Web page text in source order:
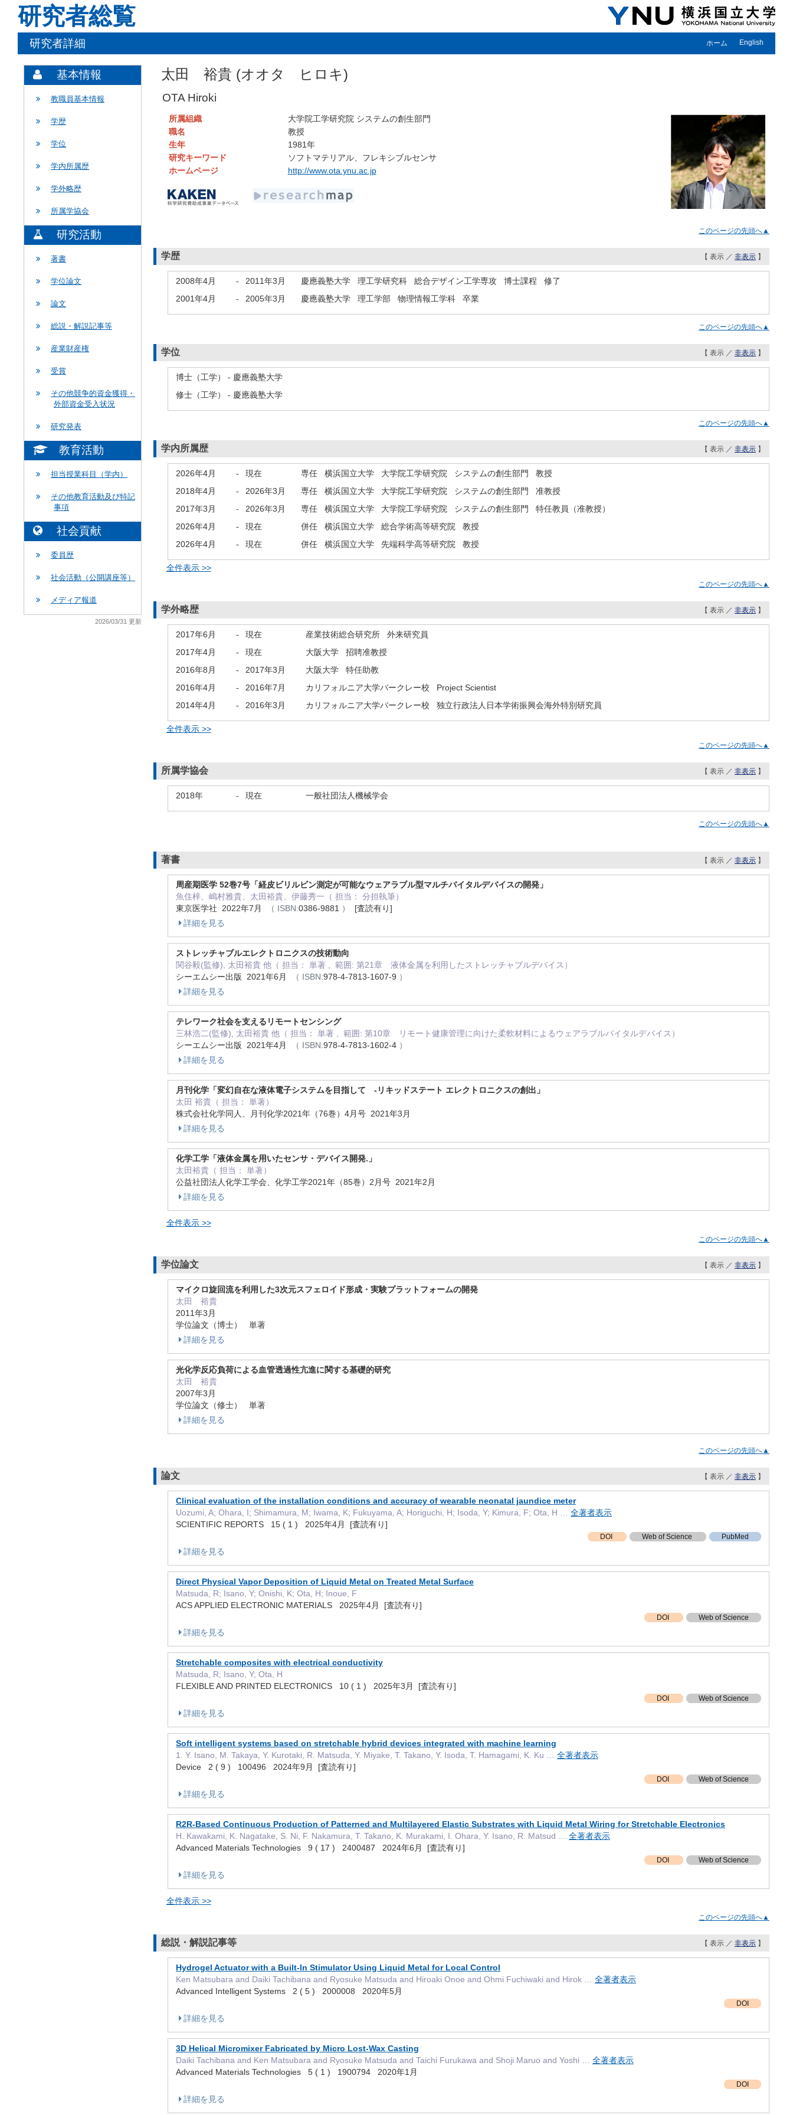
研究者総覧
研究者詳細 ホーム English
基本情報
教職員基本情報
学歴
学位
学内所属歴
学外略歴
所属学協会
研究活動
著書
学位論文
論文
総説・解説記事等
産業財産権
受賞
その他競争的資金獲得・
外部資金受入状況
研究発表
教育活動
担当授業科目（学内）
その他教育活動及び特記
事項
社会貢献
委員歴
社会活動（公開講座等）
メディア報道
2026/03/31 更新
太田 裕貴 (オオタ ヒロキ)
OTA Hiroki
所属組織
大学院工学研究院 システムの創生部門
職名
教授
生年
1981年
研究キーワード
ソフトマテリアル、フレキシブルセンサ
ホームページ
http://www.ota.ynu.ac.jp
このページの先頭へ▲
学歴 【 表示 ／ 非表示 】
2008年4月 - 2011年3月
慶應義塾大学 理工学研究科 総合デザイン工学専攻 博士課程 修了
2001年4月
- 2005年3月 慶應義塾大学 理工学部 物理情報工学科 卒業
このページの先頭へ▲
学位 【 表示 ／ 非表示 】
博士（工学） - 慶應義塾大学
修士（工学） - 慶應義塾大学
このページの先頭へ▲
学内所属歴 【 表示 ／ 非表示 】
2026年4月 - 現在
専任 横浜国立大学 大学院工学研究院 システムの創生部門 教授
2018年4月
- 2026年3月
専任 横浜国立大学 大学院工学研究院 システムの創生部門 准教授
2017年3月
- 2026年3月
専任 横浜国立大学 大学院工学研究院 システムの創生部門 特任教員（准教授）
2026年4月
- 現在
併任 横浜国立大学 総合学術高等研究院 教授
2026年4月
- 現在 併任 横浜国立大学 先端科学高等研究院 教授
全件表示 >>
このページの先頭へ▲
学外略歴 【 表示 ／ 非表示 】
2017年6月 - 現在
産業技術総合研究所 外来研究員
2017年4月
- 現在
大阪大学 招聘准教授
2016年8月
- 2017年3月
大阪大学 特任助教
2016年4月
- 2016年7月
カリフォルニア大学バークレー校 Project Scientist
2014年4月
- 2016年3月 カリフォルニア大学バークレー校 独立行政法人日本学術振興会海外特別研究員
全件表示 >>
このページの先頭へ▲
所属学協会 【 表示 ／ 非表示 】
2018年 - 現在 一般社団法人機械学会
このページの先頭へ▲
著書 【 表示 ／ 非表示 】
周産期医学 52巻7号「経皮ビリルビン測定が可能なウェアラブル型マルチバイタルデバイスの開発」
魚住梓、嶋村雅貴、太田裕貴、伊藤秀一（ 担当： 分担執筆）
東京医学社 2022年7月
（ ISBN:0386-9881 ）
[査読有り]
詳細を見る
ストレッチャブルエレクトロニクスの技術動向
関谷毅(監修), 太田裕貴 他（ 担当： 単著 , 範囲: 第21章 液体金属を利用したストレッチャブルデバイス）
シーエムシー出版 2021年6月
（ ISBN:978-4-7813-1607-9 ）
詳細を見る
テレワーク社会を支えるリモートセンシング
三林浩二(監修), 太田裕貴 他（ 担当： 単著 , 範囲: 第10章 リモート健康管理に向けた柔軟材料によるウェアラブルバイタルデバイス）
シーエムシー出版 2021年4月
（ ISBN:978-4-7813-1602-4 ）
詳細を見る
月刊化学「変幻自在な液体電子システムを目指して -リキッドステート エレクトロニクスの創出」
太田 裕貴（ 担当： 単著）
株式会社化学同人、月刊化学2021年（76巻）4月号 2021年3月
詳細を見る
化学工学「液体金属を用いたセンサ・デバイス開発.」
太田裕貴（ 担当： 単著）
公益社団法人化学工学会、化学工学2021年（85巻）2月号 2021年2月
詳細を見る
全件表示 >>
このページの先頭へ▲
学位論文 【 表示 ／ 非表示 】
マイクロ旋回流を利用した3次元スフェロイド形成・実験プラットフォームの開発
太田 裕貴
2011年3月
学位論文（博士） 単著
詳細を見る
光化学反応負荷による血管透過性亢進に関する基礎的研究
太田 裕貴
2007年3月
学位論文（修士） 単著
詳細を見る
このページの先頭へ▲
論文 【 表示 ／ 非表示 】
Clinical evaluation of the installation conditions and accuracy of wearable neonatal jaundice meter
Uozumi, A; Ohara, I; Shimamura, M; Iwama, K; Fukuyama, A; Horiguchi, H; Isoda, Y; Kimura, F; Ota, H … 全著者表示
SCIENTIFIC REPORTS 15 ( 1 ) 2025年4月 [査読有り]
DOI Web of Science PubMed
詳細を見る
Direct Physical Vapor Deposition of Liquid Metal on Treated Metal Surface
Matsuda, R; Isano, Y; Onishi, K; Ota, H; Inoue, F
ACS APPLIED ELECTRONIC MATERIALS 2025年4月 [査読有り]
DOI Web of Science
詳細を見る
Stretchable composites with electrical conductivity
Matsuda, R; Isano, Y; Ota, H
FLEXIBLE AND PRINTED ELECTRONICS 10 ( 1 ) 2025年3月 [査読有り]
DOI Web of Science
詳細を見る
Soft intelligent systems based on stretchable hybrid devices integrated with machine learning
1. Y. Isano, M. Takaya, Y. Kurotaki, R. Matsuda, Y. Miyake, T. Takano, Y. Isoda, T. Hamagami, K. Ku … 全著者表示
Device 2 ( 9 ) 100496 2024年9月 [査読有り]
DOI Web of Science
詳細を見る
R2R-Based Continuous Production of Patterned and Multilayered Elastic Substrates with Liquid Metal Wiring for Stretchable Electronics
H. Kawakami, K. Nagatake, S. Ni, F. Nakamura, T. Takano, K. Murakami, I. Ohara, Y. Isano, R. Matsud … 全著者表示
Advanced Materials Technologies 9 ( 17 ) 2400487 2024年6月 [査読有り]
DOI Web of Science
詳細を見る
全件表示 >>
このページの先頭へ▲
総説・解説記事等 【 表示 ／ 非表示 】
Hydrogel Actuator with a Built‐In Stimulator Using Liquid Metal for Local Control
Ken Matsubara and Daiki Tachibana and Ryosuke Matsuda and Hiroaki Onoe and Ohmi Fuchiwaki and Hirok … 全著者表示
Advanced Intelligent Systems 2 ( 5 ) 2000008 2020年5月
DOI
詳細を見る
3D Helical Micromixer Fabricated by Micro Lost‐Wax Casting
Daiki Tachibana and Ken Matsubara and Ryosuke Matsuda and Taichi Furukawa and Shoji Maruo and Yoshi … 全著者表示
Advanced Materials Technologies 5 ( 1 ) 1900794 2020年1月
DOI
詳細を見る